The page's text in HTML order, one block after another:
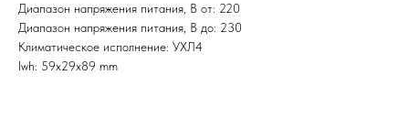
Диапазон напряжения питания, В от: 220
Диапазон напряжения питания, В до: 230
Климатическое исполнение: УХЛ4
lwh: 59x29x89 mm